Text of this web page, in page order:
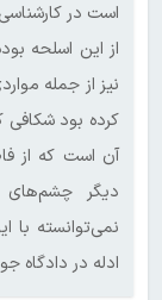
است در
از این اسلحه
نیز از جمله
کرده بود
آن است که از
دیگر
نمی‌توانسته با
ادله در دادگاه